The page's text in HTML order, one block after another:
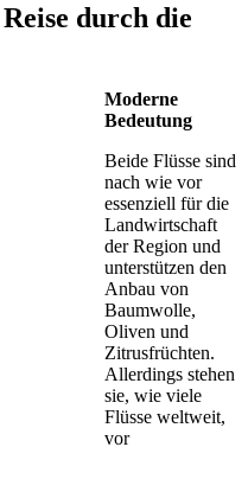
durch die
Moderne
Bedeutung
Beide Flüsse sind
nach wie vor
essenziell für die
Landwirtschaft
der Region und
unterstützen den
Anbau von
Baumwolle,
Oliven und
Zitrusfrüchten.
Allerdings stehen
sie, wie viele
Flüsse weltweit,
vor